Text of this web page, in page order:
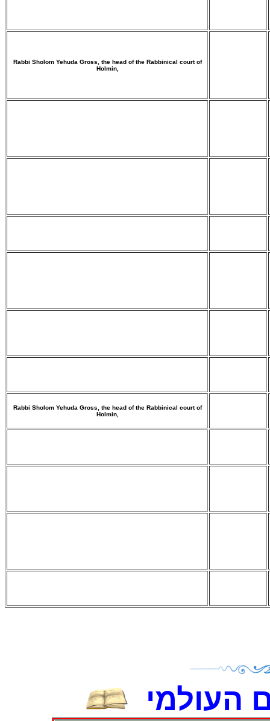
Rabbi Sholom Yehuda Gross, the head of the Rabbinical court of
Holmin,
Rabbi Sholom Yehuda Gross, the head of the Rabbinical court of
Holmin,
העולמי